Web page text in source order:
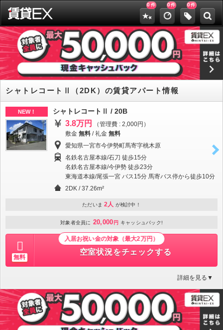
0 件 0件 0件
シャトレコートⅡ（2DK）の賃貸アパート情報
NEW！ シャトレコートⅡ / 20B
3.8万円
（管理費 : 2,000円）
敷金 無料 /礼金 無料
愛知県一宮市今伊勢町馬寄字桃木原
名鉄名古屋本線/石刀 徒歩15分
名鉄名古屋本線/今伊勢 徒歩23分
東海道本線/尾張一宮 バス15分 馬寄バス停から徒歩10分
2DK / 37.26m²
ただいま 2人 が検討中！
対象者全員に 20,000 円 キャッシュバック!
無料
入居お祝い金の対象（最大2万円）
空室状況をチェックする
詳細を見る▼